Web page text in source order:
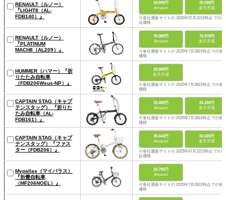
RENAULT（ルノー）
『LIGHT8（AL-
FDB140）』
39,990円
Amazon
39,930円
楽天市場
※各社通販サイトの 2025年07月22日時点 での税
込価格
RENAULT（ルノー）
『PLATINUM
MACH8（AL209）』
76,980円
Amazon
76,978円
楽天市場
※各社通販サイトの 2025年7月28日時点 での税
価格
HUMMER（ハマー）『折
りたたみ自転車
（FDB206Wsus-NP）』
29,990円
楽天市場
※各社通販サイトの 2025年7月28日時点 での税
価格
CAPTAIN STAG（キャプ
テンスタッグ） 『折りた
たみ自転車（AL-
FDB161）』
33,480円
Amazon
26,180円
楽天市場
※各社通販サイトの 2025年7月28日時点 での税
価格
CAPTAIN STAG（キャプ
テンスタッグ）『ファス
ター（FDB206）』
35,444円
Amazon
50,020円
楽天市場
※各社通販サイトの 2025年07月22日時点 での税
込価格
Mypallas（マイパラス）
『折畳自転車
（MF206NOEL）』
20,790円
Amazon
※各社通販サイトの 2025年7月28日時点 での税
価格